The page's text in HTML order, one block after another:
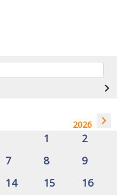
navigate_next
2026 navigate_next
1
2
7 8
9
14 15
16